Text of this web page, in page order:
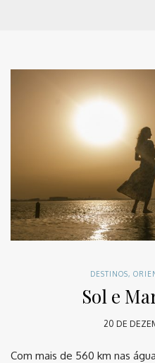
DESTINOS,
Sol e
20 DE
Com mais de 560 km nas